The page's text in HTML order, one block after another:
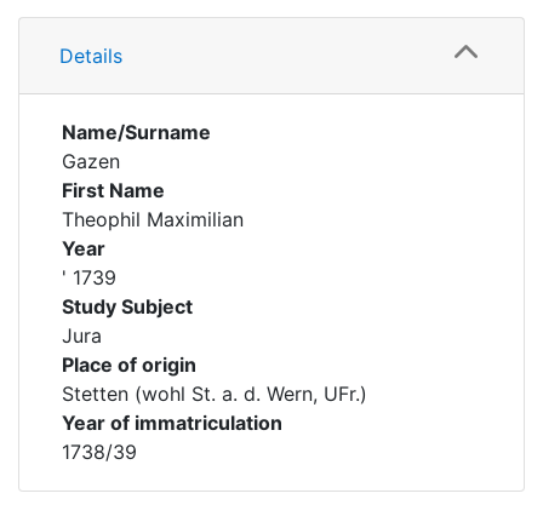
Details
Details
Name/Surname
Gazen
First Name
Theophil Maximilian
Year
' 1739
Study Subject
Jura
Place of origin
Stetten (wohl St. a. d. Wern, UFr.)
Year of immatriculation
1738/39